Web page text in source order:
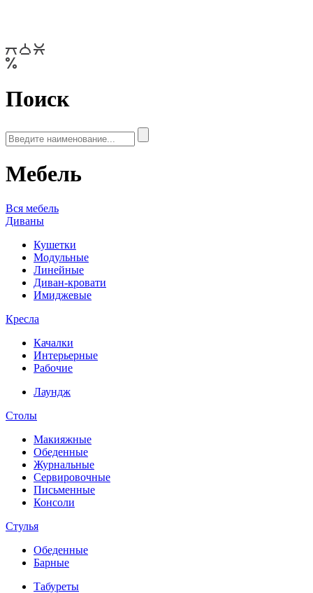
Поиск
Мебель
Вся мебель
Диваны
Кушетки
Модульные
Линейные
Диван-кровати
Имиджевые
Кресла
Качалки
Интерьерные
Рабочие
Лаундж
Столы
Макияжные
Обеденные
Журнальные
Сервировочные
Письменные
Консоли
Стулья
Обеденные
Барные
Табуреты